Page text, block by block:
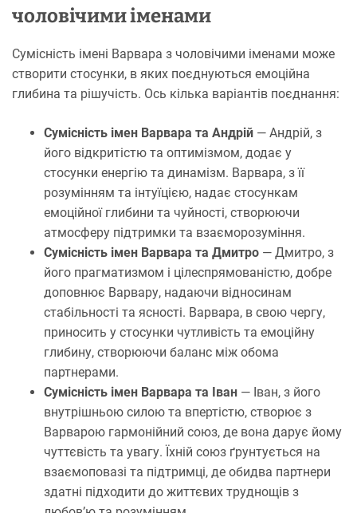
чоловічими іменами
Сумісність імені Варвара з чоловічими іменами може
створити стосунки, в яких поєднуються емоційна
глибина та рішучість. Ось кілька варіантів поєднання:
Сумісність імен Варвара та Андрій — Андрій, з
його відкритістю та оптимізмом, додає у
стосунки енергію та динамізм. Варвара, з її
розумінням та інтуїцією, надає стосункам
емоційної глибини та чуйності, створюючи
атмосферу підтримки та взаєморозуміння.
Сумісність імен Варвара та Дмитро — Дмитро, з
його прагматизмом і цілеспрямованістю, добре
доповнює Варвару, надаючи відносинам
стабільності та ясності. Варвара, в свою чергу,
приносить у стосунки чутливість та емоційну
глибину, створюючи баланс між обома
партнерами.
Сумісність імен Варвара та Іван — Іван, з його
внутрішньою силою та впертістю, створює з
Варварою гармонійний союз, де вона дарує йому
чуттєвість та увагу. Їхній союз ґрунтується на
взаємоповазі та підтримці, де обидва партнери
здатні підходити до життєвих труднощів з